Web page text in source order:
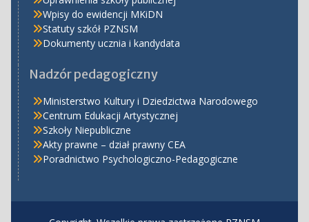
Wpisy do ewidencji MKiDN
Statuty szkół PZNSM
Dokumenty ucznia i kandydata
Nadzór pedagogiczny
Ministerstwo Kultury i Dziedzictwa Narodowego
Centrum Edukacji Artystycznej
Szkoły Niepubliczne
Akty prawne – dział prawny CEA
Poradnictwo Psychologiczno-Pedagogiczne